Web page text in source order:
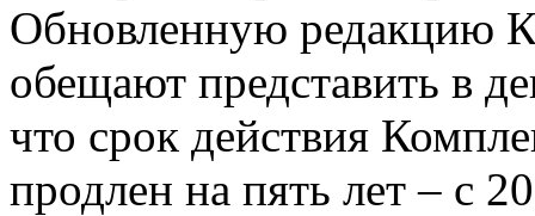
Обновленную редакцию
обещают представить в
что срок действия
продлен на пять лет – c